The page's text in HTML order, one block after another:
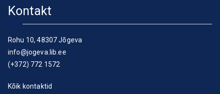
Kontakt
Rohu 10, 48307 Jõgeva
info@jogeva.lib.ee
(+372) 772 1572
Kõik kontaktid